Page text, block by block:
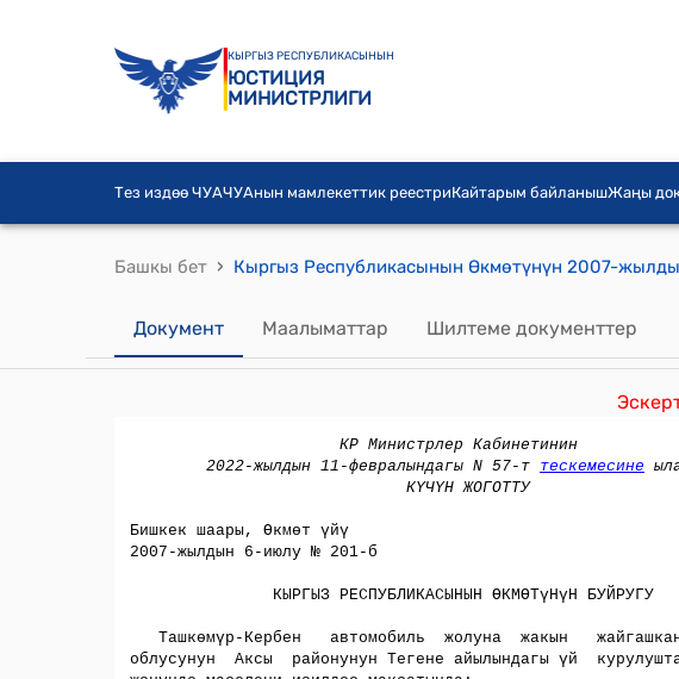
КЫРГЫЗ РЕСПУБЛИКАСЫНЫН
ЮСТИЦИЯ
МИНИСТРЛИГИ
Тез издөө ЧУАЧУАнын мамлекеттик реестриКайтарым байланышЖаңы
Башкы бет ›
Документ Маалыматтар Шилтеме документтер